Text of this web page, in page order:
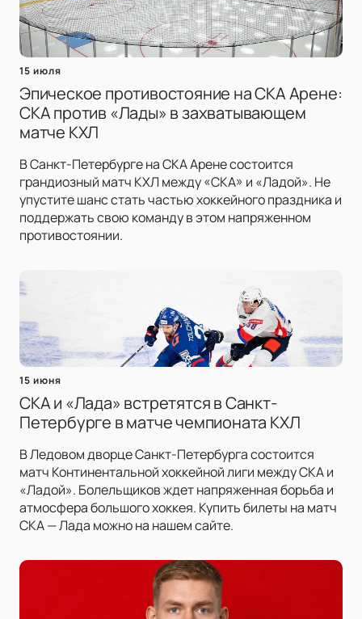
15 июля
Эпическое противостояние на СКА Арене:
СКА против «Лады» в захватывающем
матче КХЛ
В Санкт-Петербурге на СКА Арене состоится
грандиозный матч КХЛ между «СКА» и «Ладой». Не
упустите шанс стать частью хоккейного праздника и
поддержать свою команду в этом напряженном
противостоянии.
15 июня
СКА и «Лада» встретятся в Санкт-
Петербурге в матче чемпионата КХЛ
В Ледовом дворце Санкт-Петербурга состоится
матч Континентальной хоккейной лиги между СКА и
«Ладой». Болельщиков ждет напряженная борьба и
атмосфера большого хоккея. Купить билеты на матч
СКА — Лада можно на нашем сайте.